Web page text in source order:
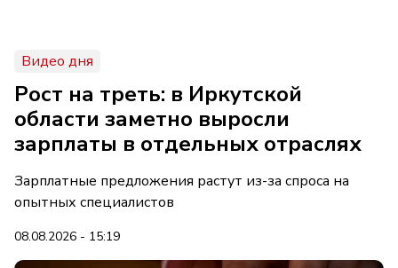
Видео дня
Рост на треть: в Иркутской
области заметно выросли
зарплаты в отдельных отраслях
Зарплатные предложения растут из-за спроса на
опытных специалистов
08.08.2026 - 15:19